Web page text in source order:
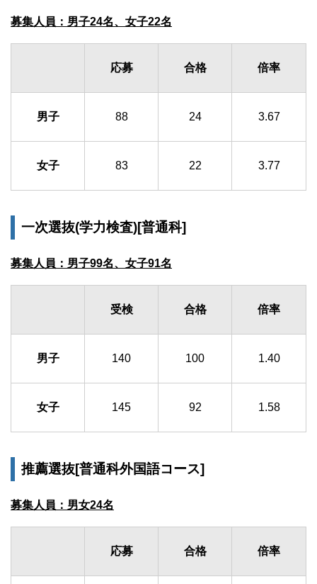
募集人員：男子24名、女子22名
応募 合格 倍率
男子 88 24 3.67
女子 83 22 3.77
一次選抜(学力検査)[普通科]
募集人員：男子99名、女子91名
受検 合格 倍率
男子 140 100 1.40
女子 145 92 1.58
推薦選抜[普通科外国語コース]
募集人員：男女24名
応募 合格 倍率